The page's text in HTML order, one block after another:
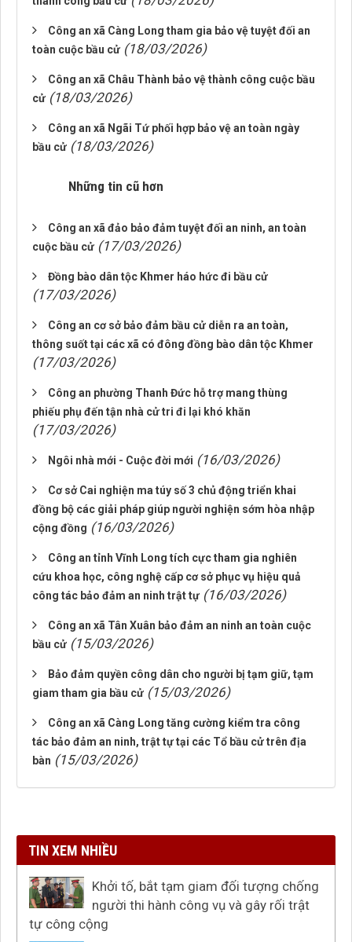
Công an xã Càng Long tham gia bảo vệ tuyệt đối an
toàn cuộc bầu cử (18/03/2026)
Công an xã Châu Thành bảo vệ thành công cuộc bầu
cử (18/03/2026)
Công an xã Ngãi Tứ phối hợp bảo vệ an toàn ngày
bầu cử (18/03/2026)
Những tin cũ hơn
Công an xã đảo bảo đảm tuyệt đối an ninh, an toàn
cuộc bầu cử (17/03/2026)
Đồng bào dân tộc Khmer háo hức đi bầu cử
(17/03/2026)
Công an cơ sở bảo đảm bầu cử diễn ra an toàn,
thông suốt tại các xã có đông đồng bào dân tộc Khmer
(17/03/2026)
Công an phường Thanh Đức hỗ trợ mang thùng
phiếu phụ đến tận nhà cử tri đi lại khó khăn
(17/03/2026)
Ngôi nhà mới - Cuộc đời mới (16/03/2026)
Cơ sở Cai nghiện ma túy số 3 chủ động triển khai
đồng bộ các giải pháp giúp người nghiện sớm hòa nhập
cộng đồng (16/03/2026)
Công an tỉnh Vĩnh Long tích cực tham gia nghiên
cứu khoa học, công nghệ cấp cơ sở phục vụ hiệu quả
công tác bảo đảm an ninh trật tự (16/03/2026)
Công an xã Tân Xuân bảo đảm an ninh an toàn cuộc
bầu cử (15/03/2026)
Bảo đảm quyền công dân cho người bị tạm giữ, tạm
giam tham gia bầu cử (15/03/2026)
Công an xã Càng Long tăng cường kiểm tra công
tác bảo đảm an ninh, trật tự tại các Tổ bầu cử trên địa
bàn (15/03/2026)
TIN XEM NHIỀU
Khởi tố, bắt tạm giam đối tượng chống
người thi hành công vụ và gây rối trật
tự công cộng